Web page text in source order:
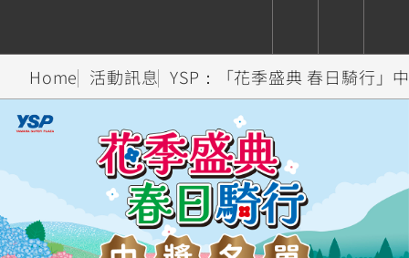
Sport
Hyper
Naked
Heritage
YZF-R9
550+
MT-
09
MT-
09
XSR
700
Premium Sport FashionAdventure Family
TMAX
550+
CYGNUS
XR
Limi
125
BW'S
125
AXIS
Z /
CUXiE
追蹤愛車
我的愛車 瀏覽紀錄
Home 活動訊息 YSP：「花季盛典 春日騎行」